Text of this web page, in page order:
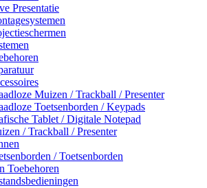
Presentatie
Muizen / Trackball / Presenter
Toetsenborden / Keypads
Tablet / Digitale Notepad
/ Trackball / Presenter
/ Toetsenborden
Toebehoren